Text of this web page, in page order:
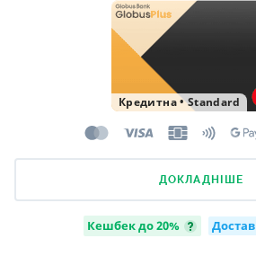
Кредитна•Standard
ДОКЛАДНІШЕ
Кешбек до 20%